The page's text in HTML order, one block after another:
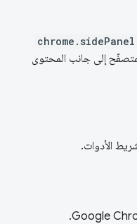
chrome.sidePanel
إلى جانب المحتوى
الأدوات.